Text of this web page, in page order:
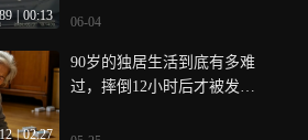
| 00:13 06-04
| 02:27
90岁的独居生活到底有多难
过，摔倒12小时后才被发现 |